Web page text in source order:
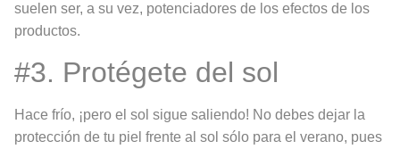
suelen ser, a su vez, potenciadores de los efectos de los
productos.
#3. Protégete del sol
Hace frío, ¡pero el sol sigue saliendo! No debes dejar la
protección de tu piel frente al sol sólo para el verano, pues